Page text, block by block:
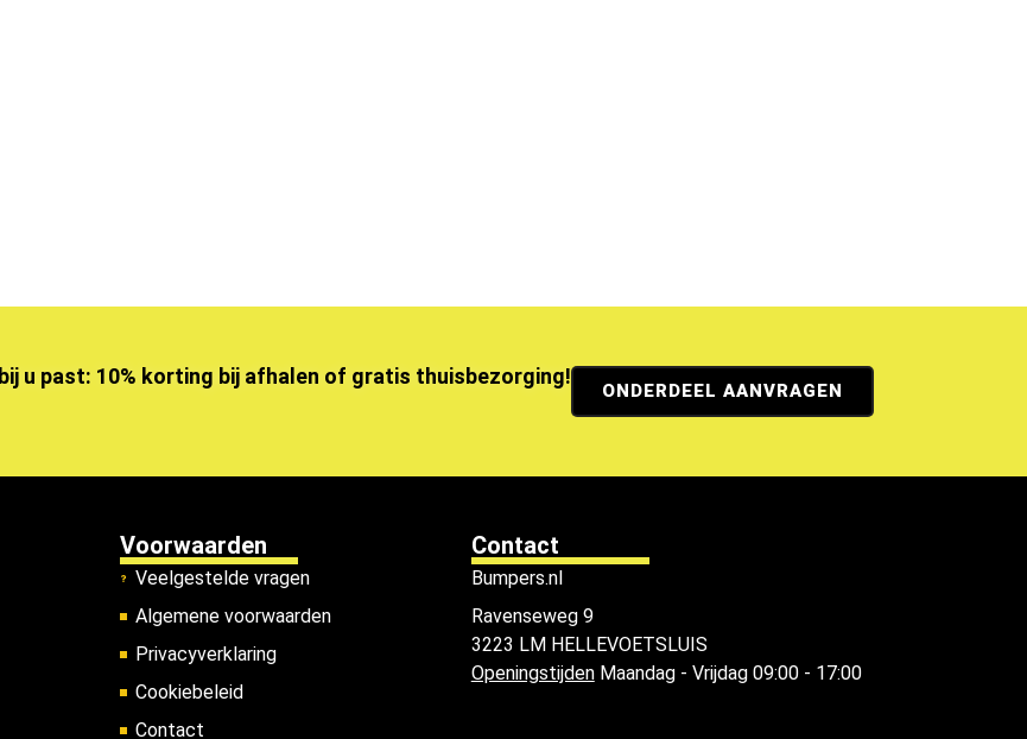
u past: 10% korting bij afhalen of gratis thuisbezorging!
ONDERDEEL AANVRAGEN
Voorwaarden
Veelgestelde vragen
Algemene voorwaarden
Privacyverklaring
Cookiebeleid
Contact
Contact
Bumpers.nl
Ravenseweg 9
3223 LM HELLEVOETSLUIS
OpeningstijdenMaandag - Vrijdag 09:00 - 17:00